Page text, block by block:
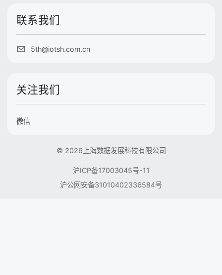
联系我们
5th@iotsh.com.cn
关注我们
微信
© 2026上海数据发展科技有限公司
沪ICP备17003045号-11
沪公网安备31010402336584号